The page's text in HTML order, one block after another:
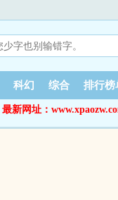
科幻 综合 排行榜
最新网址：